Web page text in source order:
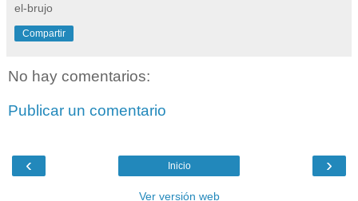
el-brujo
Compartir
No hay comentarios:
Publicar un comentario
‹ ›
Inicio
Ver versión web